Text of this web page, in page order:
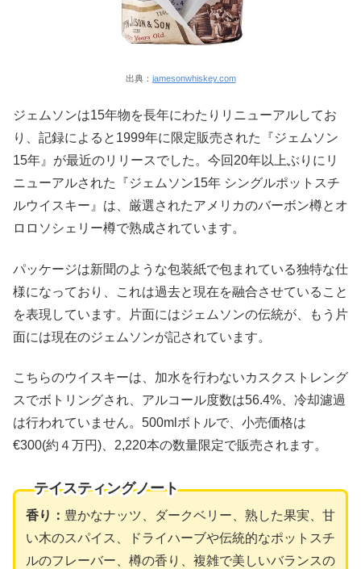
出典： jamesonwhiskey.com
ジェムソンは15年物を長年にわたりリニューアルしてお
り、記録によると1999年に限定販売された『ジェムソン
15年』が最近のリリースでした。今回20年以上ぶりにリ
ニューアルされた『ジェムソン15年 シングルポットスチ
ルウイスキー』は、厳選されたアメリカのバーボン樽とオ
ロロソシェリー樽で熟成されています。
パッケージは新聞のような包装紙で包まれている独特な仕
様になっており、これは過去と現在を融合させていること
を表現しています。片面にはジェムソンの伝統が、もう片
面には現在のジェムソンが記されています。
こちらのウイスキーは、加水を行わないカスクストレング
スでボトリングされ、アルコール度数は56.4%、冷却濾過
は行われていません。500mlボトルで、小売価格は
€300(約４万円)、2,220本の数量限定で販売されます。
テイスティングノート
香り： 豊かなナッツ、ダークベリー、熟した果実、甘
い木のスパイス、ドライハーブや伝統的なポットスチ
ルのフレーバー、樽の香り、複雑で美しいバランスの